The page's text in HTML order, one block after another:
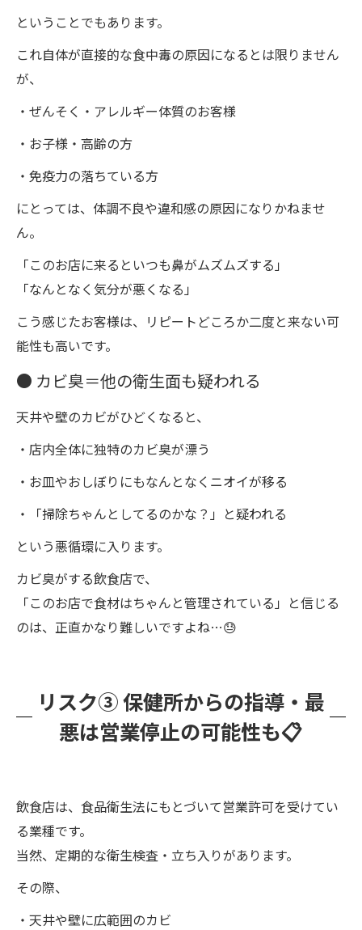
ということでもあります。
これ自体が直接的な食中毒の原因になるとは限りません
が、
・ぜんそく・アレルギー体質のお客様
・お子様・高齢の方
・免疫力の落ちている方
にとっては、体調不良や違和感の原因になりかねませ
ん。
「このお店に来るといつも鼻がムズムズする」
「なんとなく気分が悪くなる」
こう感じたお客様は、リピートどころか二度と来ない可
能性も高いです。
● カビ臭＝他の衛生面も疑われる
天井や壁のカビがひどくなると、
・店内全体に独特のカビ臭が漂う
・お皿やおしぼりにもなんとなくニオイが移る
・「掃除ちゃんとしてるのかな？」と疑われる
という悪循環に入ります。
カビ臭がする飲食店で、
「このお店で食材はちゃんと管理されている」と信じる
のは、正直かなり難しいですよね…😓
リスク③ 保健所からの指導・最
悪は営業停止の可能性も📋
飲食店は、食品衛生法にもとづいて営業許可を受けてい
る業種です。
当然、定期的な衛生検査・立ち入りがあります。
その際、
・天井や壁に広範囲のカビ